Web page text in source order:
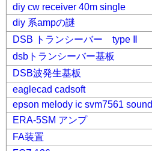
diy cw receiver 40m single
diy 系ampの謎
DSB トランシーバー type Ⅱ
dsbトランシーバー基板
DSB波発生基板
eaglecad cadsoft
epson melody ic svm7561 sound
ERA-5SM アンプ
FA装置